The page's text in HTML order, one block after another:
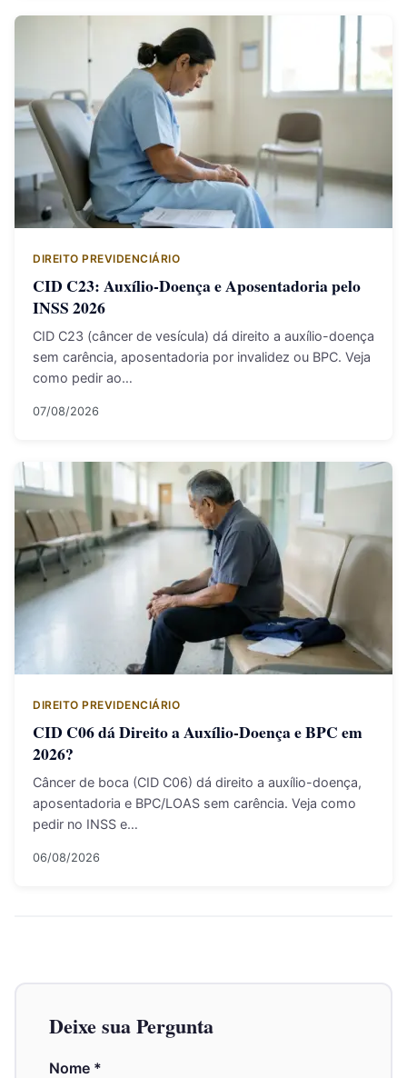
DIREITO PREVIDENCIÁRIO
CID C23: Auxílio-Doença e Aposentadoria pelo
INSS 2026
CID C23 (câncer de vesícula) dá direito a auxílio-doença
sem carência, aposentadoria por invalidez ou BPC. Veja
como pedir ao…
07/08/2026
DIREITO PREVIDENCIÁRIO
CID C06 dá Direito a Auxílio-Doença e BPC em
2026?
Câncer de boca (CID C06) dá direito a auxílio-doença,
aposentadoria e BPC/LOAS sem carência. Veja como
pedir no INSS e…
06/08/2026
Deixe sua Pergunta
Nome *